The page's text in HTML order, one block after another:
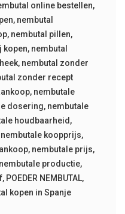
online bestellen,
, nembutal
, nembutal pillen,
kopen, nembutal
, nembutal zonder
zonder recept
, nembutale
dosering, nembutale
houdbaarheid ,
nembutale koopprijs,
, nembutale prijs,
nembutale productie,
, POEDER NEMBUTAL,
kopen in Spanje